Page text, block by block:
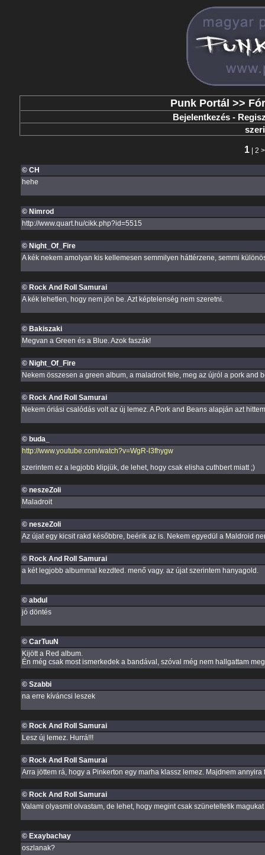
Punk Portál >>
Bejelentkezés -
1| 2
© CH
hehe
© Nimrod
http://www.quart.hu/cikk.php?id=5515
© Night_Of_Fire
A kék nekem amolyan kis kellemesen semmilyen háttérzene, semmi
© Rock And Roll Samurai
A kék lehetlen, hogy nem jön be. Azt képtelenség nem szeretni.
© Bakiszaki
Megvan a Green és a Blue. Azok faszák!
© Night_Of_Fire
Nekem összesen a green album, a maladroit fele, meg az újról a pork and
© Rock And Roll Samurai
Nekem óriási csalódás volt az új lemez. A Pork and Beans alapján azt
© buda_
http://www.youtube.com/watch?v=WgR-l3fhygw
szerintem ez a legjobb klipjük, de lehet, hogy csak elisha cuthbert miatt ;)
© neszeZoli
Maladroit
© neszeZoli
Az újat egy kicsit rakd későbbre, beérik az is. Nekem egyedül a Maldroid
© Rock And Roll Samurai
a két legjobb albummal kezdted. menő vagy. az újat szerintem hanyagold.
© abdul
jó döntés
© CarTuuN
Kijött a Red album.
Én még csak most ismerkedek a bandával, szóval még nem hallgattam
© Szabbi
na erre kíváncsi leszek
© Rock And Roll Samurai
Lesz új lemez. Hurrá!!!
© Rock And Roll Samurai
Arra jöttem rá, hogy a Pinkerton egy marha klassz lemez. Majdnem
© Rock And Roll Samurai
Valami olyasmit olvastam, de lehet, hogy megint csak szüneteltetik
© Exaybachay
oszlanak?